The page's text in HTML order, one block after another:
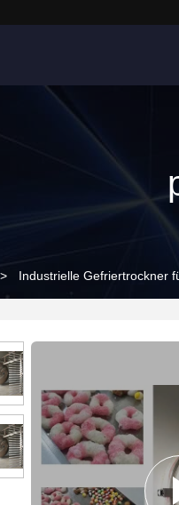
> Industrielle Gefriertrockner